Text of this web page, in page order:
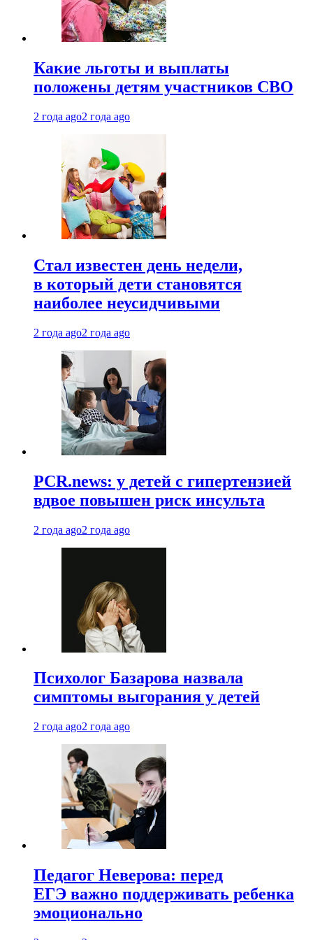
Какие льготы и выплаты
положены детям участников СВО
2 года ago2 года ago
Стал известен день недели,
в который дети становятся
наиболее неусидчивыми
2 года ago2 года ago
PCR.news: у детей с гипертензией
вдвое повышен риск инсульта
2 года ago2 года ago
Психолог Базарова назвала
симптомы выгорания у детей
2 года ago2 года ago
Педагог Неверова: перед
ЕГЭ важно поддерживать ребенка
эмоционально